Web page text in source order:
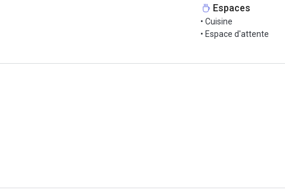
Espaces
• Cuisine
• Espace d'attente